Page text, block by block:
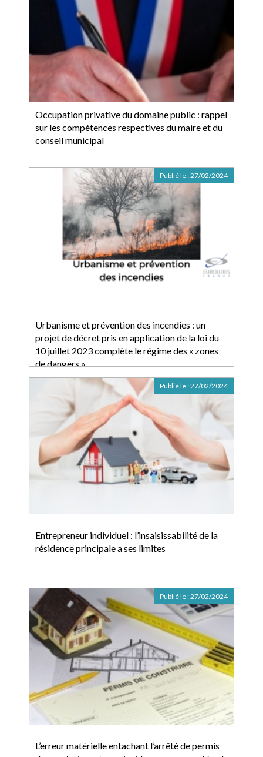
Occupation privative du domaine public : rappel
sur les compétences respectives du maire et du
conseil municipal
Urbanisme et prévention des incendies : un
projet de décret pris en application de la loi du
10 juillet 2023 complète le régime des « zones
de dangers »
Publié le :27/02/2024
Entrepreneur individuel : l’insaisissabilité de la
résidence principale a ses limites
Publié le :27/02/2024
L’erreur matérielle entachant l’arrêté de permis
Publié le :27/02/2024